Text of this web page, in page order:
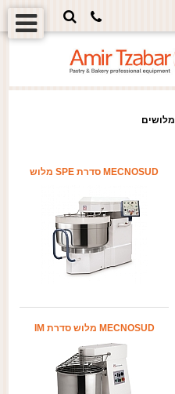
מלושים
MECNOSUD סדרת SPE מלוש
MECNOSUD מלוש סדרת IM